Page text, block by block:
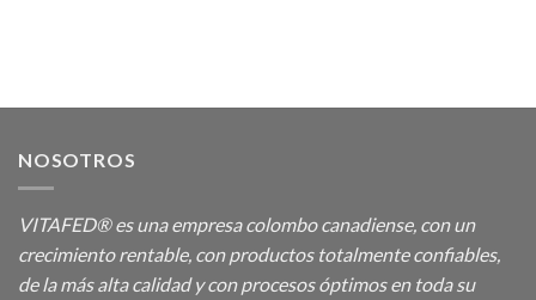
NOSOTROS
VITAFED® es una empresa colombo canadiense, con un
crecimiento rentable, con productos totalmente confiables,
de la más alta calidad y con procesos óptimos en toda su